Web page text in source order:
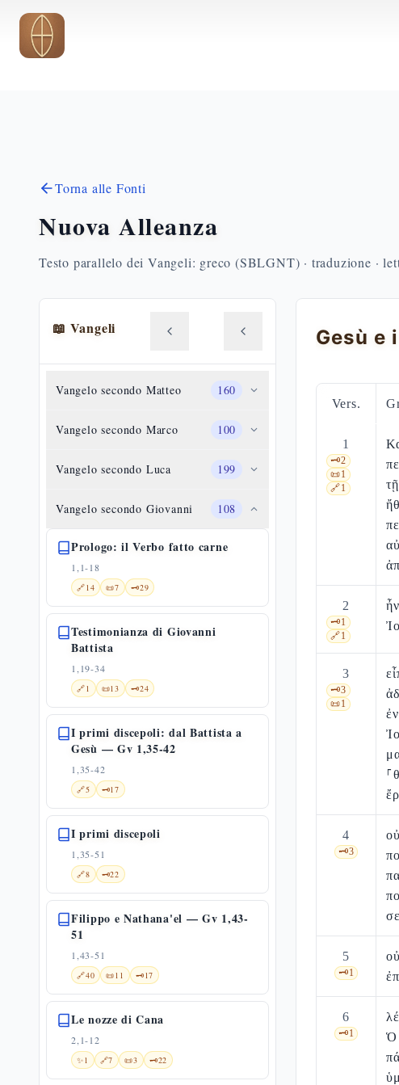
Vai al contenuto principale
Torna alle Fonti
Nuova Alleanza
Testo parallelo dei Vangeli: greco (SBLGNT) · traduzione ·
📖 Vangeli
Vangelo secondo Matteo 160
Vangelo secondo Marco 100
Vangelo secondo Luca 199
Vangelo secondo Giovanni 108
Prologo: il Verbo fatto carne
1,1-18
🔗14 📜7 🗝️29
Testimonianza di Giovanni
Battista
1,19-34
🔗1 📜13 🗝️24
I primi discepoli: dal Battista a
Gesù — Gv 1,35-42
1,35-42
🔗5 🗝️17
I primi discepoli
1,35-51
🔗8 🗝️22
Filippo e Nathana'el — Gv 1,43-
51
1,43-51
🔗40 📜11 🗝️17
Le nozze di Cana
2,1-12
✨1 🔗7 📜3 🗝️22
Gesù e
Vers.
1
🗝️2
📜1
🔗1
2
🗝️1
🔗1
3
🗝️3
📜1
4
🗝️3
5
🗝️1
6
🗝️1
Ὁ